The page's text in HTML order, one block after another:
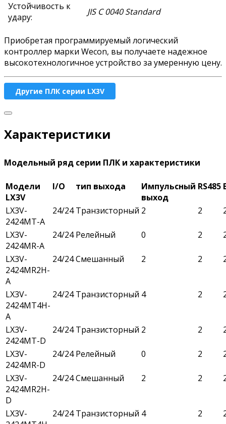
Устойчивость к
удару:
JIS C 0040 Standard
Приобретая программируемый логический
контроллер марки Wecon, вы получаете надежное
высокотехнологичное устройство за умеренную цену.
Другие ПЛК серии LX3V
Характеристики
Модельный ряд серии ПЛК и характеристики
Модели
LX3V
I/O тип выхода
Импульсный
выход
RS485
LX3V-
2424MT-A
24/24 Транзисторный 2 2
LX3V-
2424MR-A
24/24 Релейный 0 2
LX3V-
2424MR2H-
A
24/24Смешанный 2 2
LX3V-
2424MT4H-
A
24/24 Транзисторный 4 2
LX3V-
2424MT-D
24/24 Транзисторный 2 2
LX3V-
2424MR-D
24/24 Релейный 0 2
LX3V-
2424MR2H-
D
24/24Смешанный 2 2
LX3V-
24/24 Транзисторный 4 2